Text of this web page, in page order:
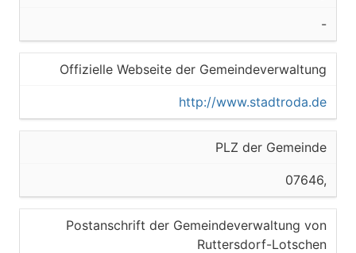
-
Offizielle Webseite der Gemeindeverwaltung
http://www.stadtroda.de
PLZ der Gemeinde
07646,
Postanschrift der Gemeindeverwaltung von
Ruttersdorf-Lotschen